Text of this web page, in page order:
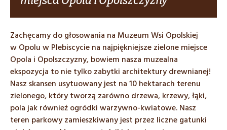
Zachęcamy do głosowania na Muzeum Wsi Opolskiej
w Opolu w Plebiscycie na najpiękniejsze zielone miejsce
Opola i Opolszczyzny, bowiem nasza muzealna
ekspozycja to nie tylko zabytki architektury drewnianej!
Nasz skansen usytuowany jest na 10 hektarach terenu
zielonego, który tworzą zarówno drzewa, krzewy, łąki,
pola jak również ogródki warzywno-kwiatowe. Nasz
teren parkowy zamieszkiwany jest przez liczne gatunki